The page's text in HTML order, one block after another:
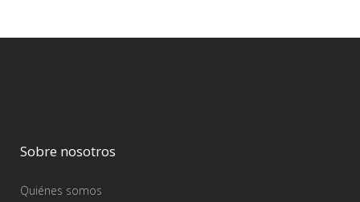
Sobre nosotros
Quiénes somos